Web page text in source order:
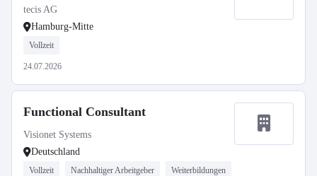
tecis AG
Hamburg-Mitte
Vollzeit
24.07.2026
Functional Consultant
Visionet Systems
Deutschland
Vollzeit Nachhaltiger Arbeitgeber Weiterbildungen